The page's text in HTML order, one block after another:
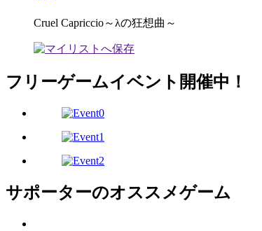
Cruel Capriccio～λの狂想曲～
フリーゲームイベント開催中！
サポーターのオススメゲーム